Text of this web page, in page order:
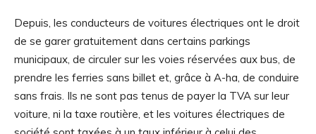
Depuis, les conducteurs de voitures électriques ont le droit
de se garer gratuitement dans certains parkings
municipaux, de circuler sur les voies réservées aux bus, de
prendre les ferries sans billet et, grâce à A-ha, de conduire
sans frais. Ils ne sont pas tenus de payer la TVA sur leur
voiture, ni la taxe routière, et les voitures électriques de